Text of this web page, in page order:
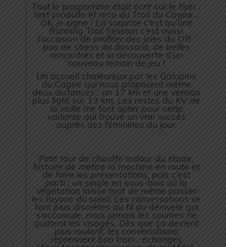
Tout le programme était écrit sur le flyer :
test produits et reco du Trail du Cagire…
Ok, je signe ! La surprise c’est qu’une
Running Trail Session c’est aussi
l’occasion de profiter des joies du Off :
pas de stress du dossard, de belles
rencontres et la découverte d’un
nouveau terrain de jeu !
Un accueil chaleureux par les Galopins
du Cagire qui nous proposent même
deux distances : un 17 km et une version
plus light sur 13 km. Les restes du KV de
la veille me font opter pour cette
variante qui trouve un vrai succès
auprès des féminines du jour.
Petit tour de chauffe autour du stade,
histoire de mettre la machine en route et
de faire les présentations, puis c’est
parti : un single en sous-bois où la
végétation laisse tout de même passer
les rayons du soleil. Les conversations se
font plus discrètes au fil du dénivelé qui
s’accumule, mais jamais les sourires ne
quittent les visages. Dès que ça devient
plus roulant, les conversations
reprennent bon train : échanges